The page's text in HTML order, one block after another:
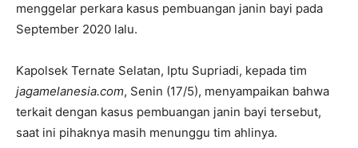
menggelar perkara kasus pembuangan janin bayi pada
September 2020 lalu.
Kapolsek Ternate Selatan, Iptu Supriadi, kepada tim
jagamelanesia.com, Senin (17/5), menyampaikan bahwa
terkait dengan kasus pembuangan janin bayi tersebut,
saat ini pihaknya masih menunggu tim ahlinya.